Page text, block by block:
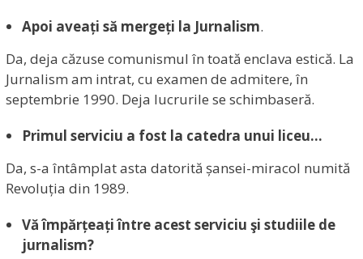
Apoi aveați să mergeți la Jurnalism.
Da, deja căzuse comunismul în toată enclava estică. La
Jurnalism am intrat, cu examen de admitere, în
septembrie 1990. Deja lucrurile se schimbaseră.
Primul serviciu a fost la catedra unui liceu…
Da, s-a întâmplat asta datorită șansei-miracol numită
Revoluția din 1989.
Vă împărțeați între acest serviciu şi studiile de
jurnalism?